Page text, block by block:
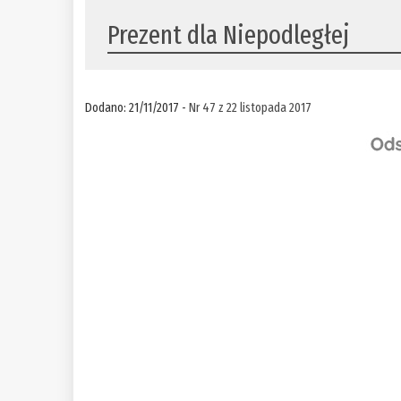
Prezent dla Niepodległej
Dodano: 21/11/2017 -Nr 47 z 22 listopada 2017